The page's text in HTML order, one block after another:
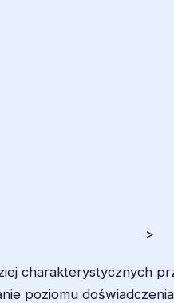
>
charakterystycznych
poziomu